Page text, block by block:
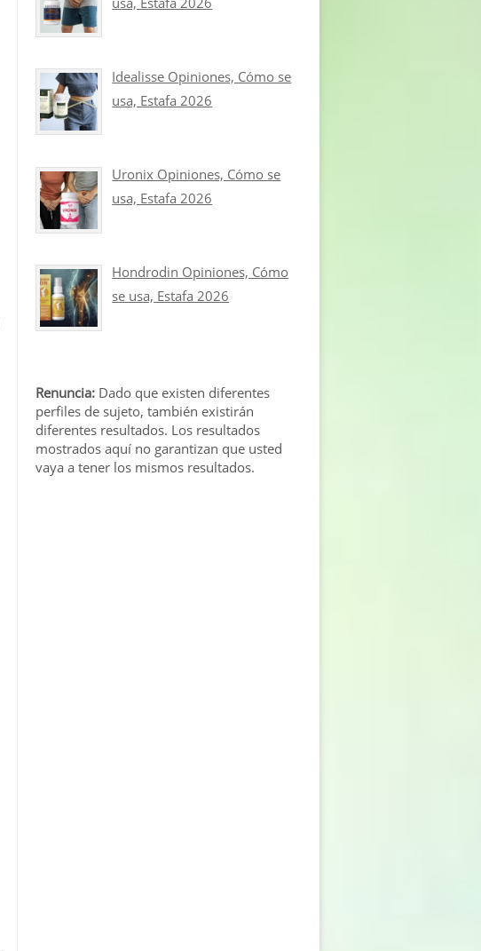
Idealisse Opiniones, Cómo se
usa, Estafa 2026
Uronix Opiniones, Cómo se
usa, Estafa 2026
Hondrodin Opiniones, Cómo
se usa, Estafa 2026
Renuncia: Dado que existen diferentes
perfiles de sujeto, también existirán
diferentes resultados. Los resultados
mostrados aquí no garantizan que usted
vaya a tener los mismos resultados.